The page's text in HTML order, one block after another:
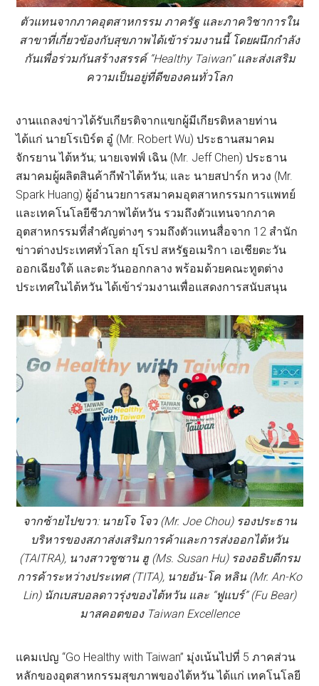
ตัวแทนจากภาคอุตสาหกรรม ภาครัฐ และภาควิชาการใน
สาขาที่เกี่ยวข้องกับสุขภาพได้เข้าร่วมงานนี้ โดยผนึกกำลัง
กันเพื่อร่วมกันสร้างสรรค์ “Healthy Taiwan” และส่งเสริม
ความเป็นอยู่ที่ดีของคนทั่วโลก
งานแถลงข่าวได้รับเกียรติจากแขกผู้มีเกียรติหลายท่าน
ได้แก่ นายโรเบิร์ต อู๋ (Mr. Robert Wu) ประธานสมาคม
จักรยาน ไต้หวัน; นายเจฟฟ์ เฉิน (Mr. Jeff Chen) ประธาน
สมาคมผู้ผลิตสินค้ากีฬาไต้หวัน; และ นายสปาร์ก หวง (Mr.
Spark Huang) ผู้อำนวยการสมาคมอุตสาหกรรมการแพทย์
และเทคโนโลยีชีวภาพไต้หวัน รวมถึงตัวแทนจากภาค
อุตสาหกรรมที่สำคัญต่างๆ รวมถึงตัวแทนสื่อจาก 12 สำนัก
ข่าวต่างประเทศทั่วโลก ยุโรป สหรัฐอเมริกา เอเชียตะวัน
ออกเฉียงใต้ และตะวันออกกลาง พร้อมด้วยคณะทูตต่าง
ประเทศในไต้หวัน ได้เข้าร่วมงานเพื่อแสดงการสนับสนุน
จากซ้ายไปขวา: นายโจ โจว (Mr. Joe Chou) รองประธาน
บริหารของสภาส่งเสริมการค้าและการส่งออกไต้หวัน
(TAITRA), นางสาวซูซาน ฮู (Ms. Susan Hu) รองอธิบดีกรม
การค้าระหว่างประเทศ (TITA), นายอัน-โค หลิน (Mr. An-Ko
Lin) นักเบสบอลดาวรุ่งของไต้หวัน และ “ฟูแบร์” (Fu Bear)
มาสคอตของ Taiwan Excellence
แคมเปญ “Go Healthy with Taiwan” มุ่งเน้นไปที่ 5 ภาคส่วน
หลักของอุตสาหกรรมสุขภาพของไต้หวัน ได้แก่ เทคโนโลยี